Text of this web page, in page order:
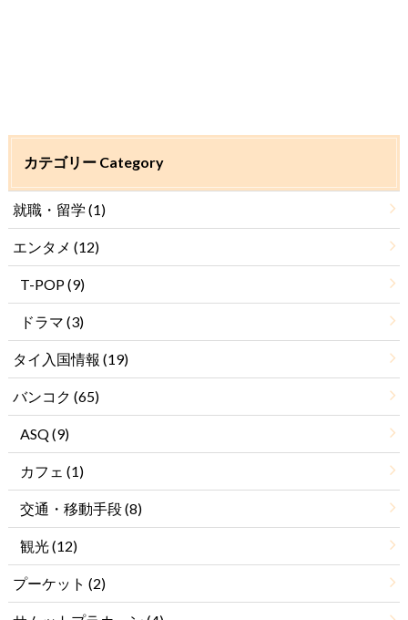
カテゴリー Category
就職・留学 (1)
エンタメ (12)
T-POP(9)
ドラマ (3)
タイ入国情報 (19)
バンコク (65)
ASQ(9)
カフェ (1)
交通・移動手段(8)
観光(12)
プーケット (2)